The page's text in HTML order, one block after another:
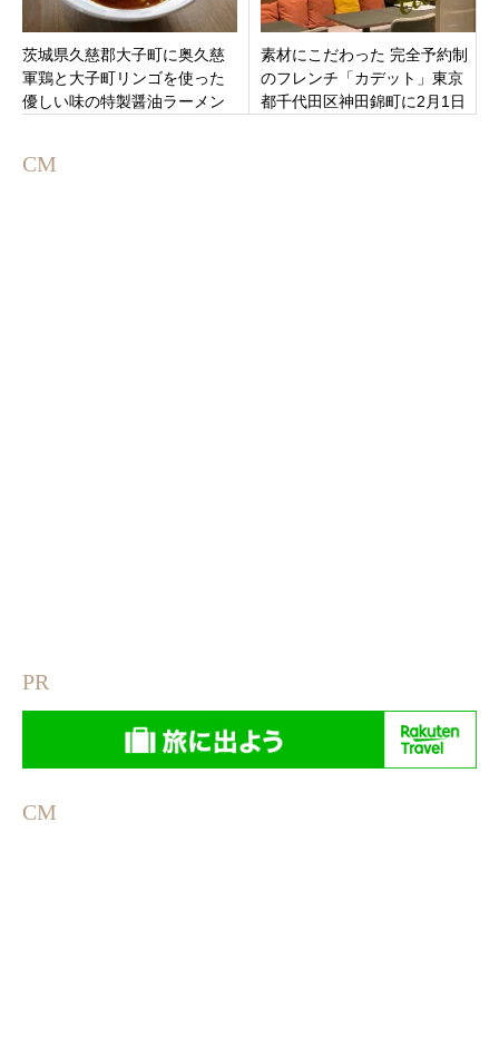
茨城県久慈郡大子町に奥久慈
軍鶏と大子町リンゴを使った
優しい味の特製醤油ラーメン
素材にこだわった 完全予約制
のフレンチ「カデット」東京
都千代田区神田錦町に2月1日
CM
PR
CM